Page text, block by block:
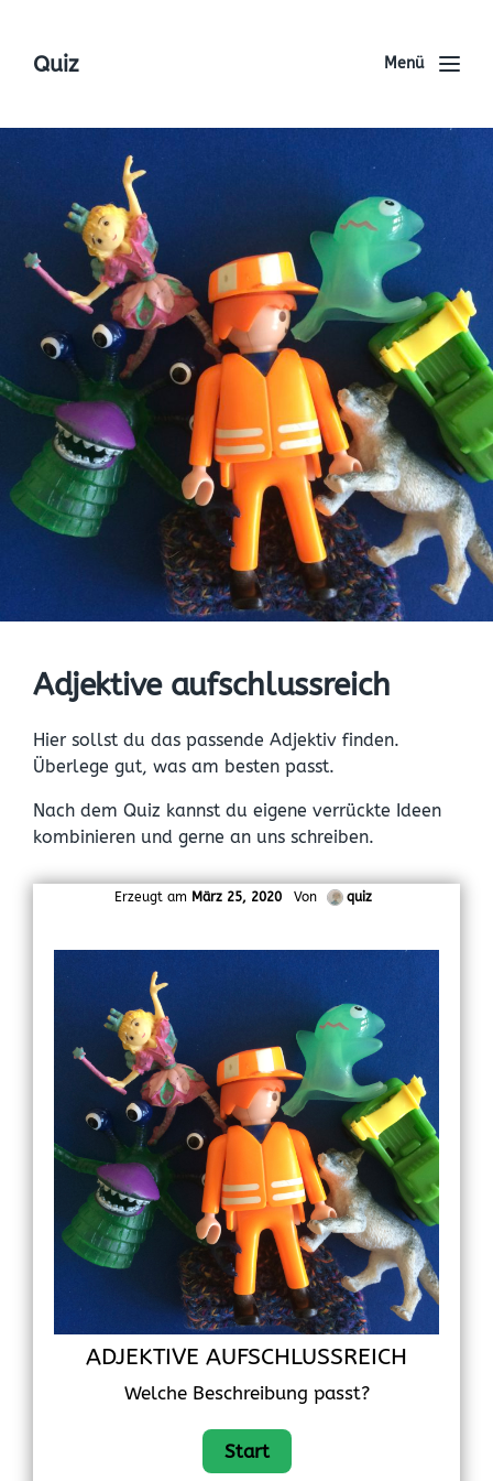
Quiz Menü
Adjektive aufschlussreich
Hier sollst du das passende Adjektiv finden.
Überlege gut, was am besten passt.
Nach dem Quiz kannst du eigene verrückte Ideen
kombinieren und gerne an uns schreiben.
Erzeugt am März 25, 2020 Von quiz
ADJEKTIVE AUFSCHLUSSREICH
Welche Beschreibung passt?